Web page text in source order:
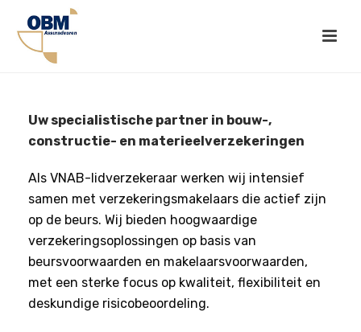
Uw specialistische partner in bouw-,
constructie- en materieelverzekeringen
Als VNAB-lidverzekeraar werken wij intensief
samen met verzekeringsmakelaars die actief zijn
op de beurs. Wij bieden hoogwaardige
verzekeringsoplossingen op basis van
beursvoorwaarden en makelaarsvoorwaarden,
met een sterke focus op kwaliteit, flexibiliteit en
deskundige risicobeoordeling.